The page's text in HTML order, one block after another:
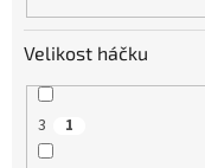
Velikost háčku
3 1